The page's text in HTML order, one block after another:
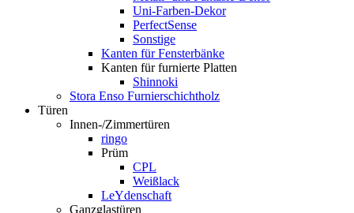
Uni-Farben-Dekor
PerfectSense
Sonstige
Kanten für Fensterbänke
Kanten für furnierte Platten
Shinnoki
Stora Enso Furnierschichtholz
Türen
Innen-/Zimmertüren
ringo
Prüm
CPL
Weißlack
LeYdenschaft
Ganzglastüren